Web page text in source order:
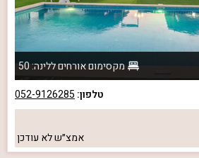
מקסימום אורחים ללינה: 50
טלפון: 052-9126285
אמצ״שלא עודכן